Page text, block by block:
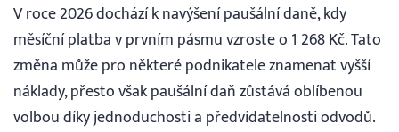
V roce 2026 dochází k navýšení paušální daně, kdy
měsíční platba v prvním pásmu vzroste o 1 268 Kč. Tato
změna může pro některé podnikatele znamenat vyšší
náklady, přesto však paušální daň zůstává oblíbenou
volbou díky jednoduchosti a předvídatelnosti odvodů.